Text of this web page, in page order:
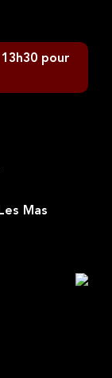
pour
Mas